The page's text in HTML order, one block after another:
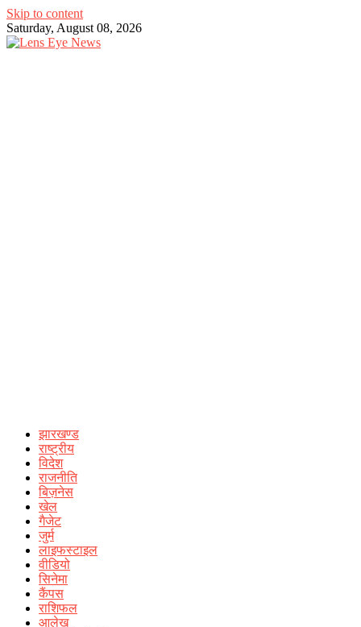
Skip to content
Saturday, August 08, 2026
झारखण्ड
राष्ट्रीय
विदेश
राजनीति
बिज़नेस
खेल
गैजेट
जुर्म
लाइफस्टाइल
वीडियो
सिनेमा
कैंपस
राशिफल
आलेख़